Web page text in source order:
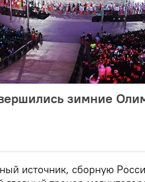
зимние
источник, сборную